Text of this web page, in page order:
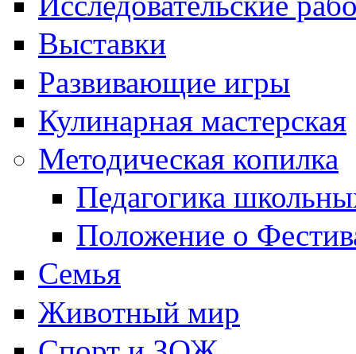
Выставки
Развивающие игры
Кулинарная мастерская
Методическая копилка
Педагогика
Положение о
Семья
Животный мир